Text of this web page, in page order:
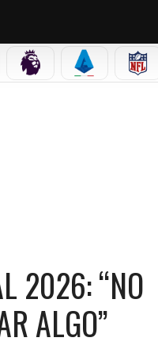
PREMIER LEAGUE
SERIE A NFL
2026: “NO
ALGO”